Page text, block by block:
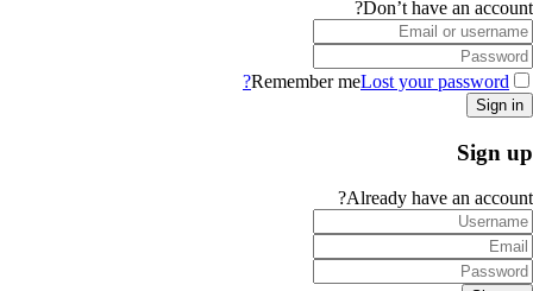
Don’t have an account?
Remember meLost your password?
Sign up
Already have an account?